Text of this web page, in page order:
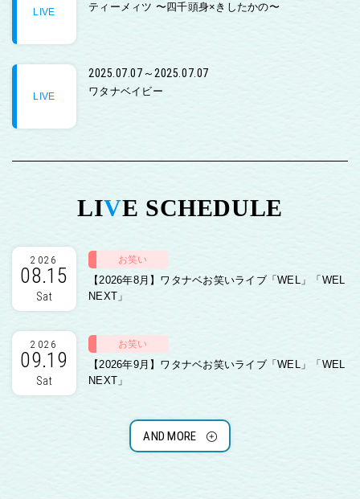
LIVE ティーメィツ 〜四千頭身×きしたかの〜
LIVE
2025.07.07～2025.07.07
ワタナベイビー
LIVE SCHEDULE
2026
08.15
Sat
お笑い
【2026年8月】ワタナベお笑いライブ「WEL」「WEL
NEXT」
2026
09.19
Sat
お笑い
【2026年9月】ワタナベお笑いライブ「WEL」「WEL
NEXT」
AND MORE